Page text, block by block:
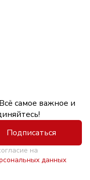
самое важное и
Подписаться
на
данных